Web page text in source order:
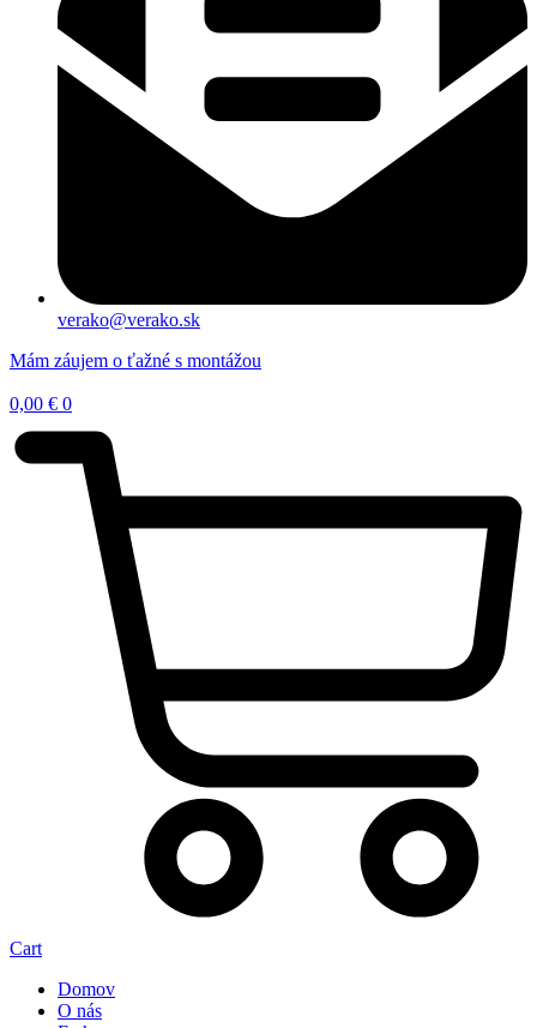
verako@verako.sk
Mám záujem o ťažné s montážou
0,00 € 0
Cart
Domov
O nás